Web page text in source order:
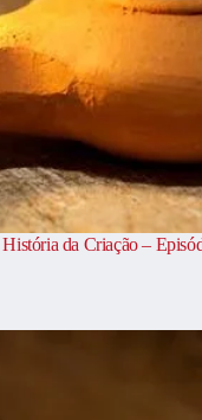
da Criação –